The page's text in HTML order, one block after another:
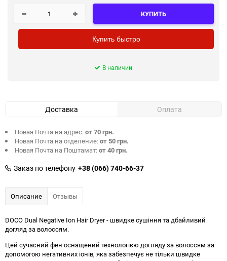
КУПИТЬ
Купить быстро
В наличии
Доставка Оплата
Новая Почта на адрес:от 70 грн.
Новая Почта на отделение:от 50 грн.
Новая Почта на Поштамат:от 40 грн.
Заказ по телефону +38 (066) 740-66-37
Описание Отзывы
DOCO Dual Negative Ion Hair Dryer - швидке сушіння та дбайливий
догляд за волоссям.
Цей сучасний фен оснащений технологією догляду за волоссям за
допомогою негативних іонів, яка забезпечує не тільки швидке